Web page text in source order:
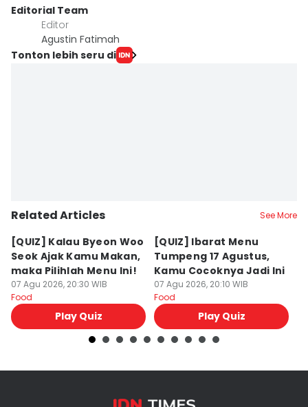
Editorial Team
Editor
Agustin Fatimah
Tonton lebih seru di
Related Articles See More
[QUIZ] Kalau Byeon Woo
Seok Ajak Kamu Makan,
maka Pilihlah Menu Ini!
07 Agu 2026, 20:30 WIB
Food
Play Quiz
[QUIZ] Ibarat Menu
Tumpeng 17 Agustus,
Kamu Cocoknya Jadi Ini
07 Agu 2026, 20:10 WIB
Food
Play Quiz